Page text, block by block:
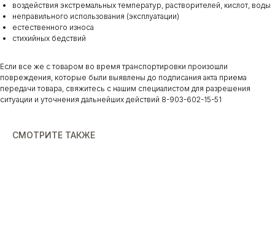
воздействия экстремальных температур, растворителей, кислот, воды
неправильного использования (эксплуатации)
естественного износа
стихийных бедствий
Если все же с товаром во время транспортировки произошли
повреждения, которые были выявлены до подписания акта приема
передачи товара, свяжитесь с нашим специалистом для разрешения
ситуации и уточнения дальнейших действий 8-903-602-15-51
СМОТРИТЕ ТАКЖЕ